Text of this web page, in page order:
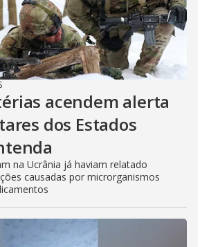
acendem alerta
dos Estados
na Ucrânia já haviam relatado
causadas por microrganismos